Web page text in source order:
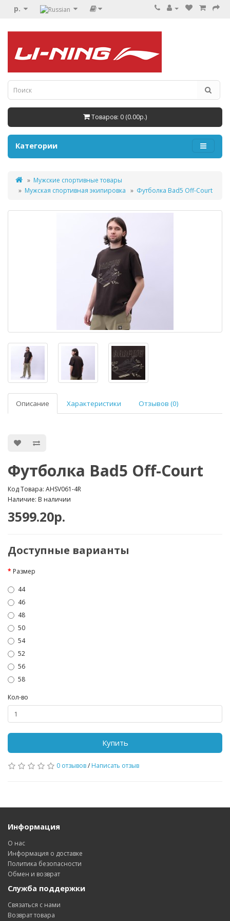
р.
Товаров: 0 (0.00р.)
Категории
Мужские спортивные товары
Мужская спортивная экипировка
Футболка Bad5 Off-Court
Описание Характеристики Отзывов (0)
Футболка Bad5 Off-Court
Код Товара: AHSV061-4R
Наличие: В наличии
3599.20р.
Доступные варианты
Размер
44
46
48
50
54
52
56
58
Кол-во
Купить
0 отзывов/ Написать отзыв
Информация
О нас
Информация о доставке
Политика безопасности
Обмен и возврат
Служба поддержки
Связаться с нами
Возврат товара